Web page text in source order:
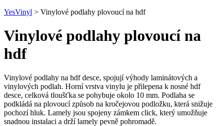
YesVinyl > Vinylové podlahy plovoucí na hdf
Vinylové podlahy plovoucí na
hdf
Vinylové podlahy na hdf desce, spojují výhody laminátových a
vinylových podlah. Horní vrstva vinylu je přilepena k nosné hdf
desce, celková tloušťka se pohybuje okolo 10 mm. Podlaha se
podkládá na plovoucí způsob na kročejovou podložku, která snižuje
pochozí hluk. Lamely jsou spojeny zámkem click, který umožňuje
snadnou instalaci a drží lamely pevně pohromadě.